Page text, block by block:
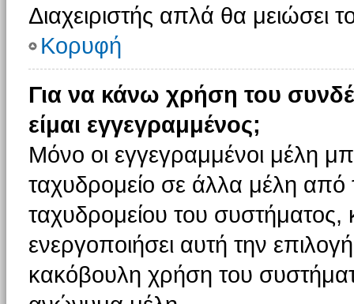
Διαχειριστής απλά θα μειώσει
Κορυφή
Για να κάνω χρήση του
είμαι εγγεγραμμένος;
Μόνο οι εγγεγραμμένοι μέλη
ταχυδρομείο σε άλλα μέλη
ταχυδρομείου του συστήματος,
ενεργοποιήσει αυτή την
κακόβουλη χρήση του